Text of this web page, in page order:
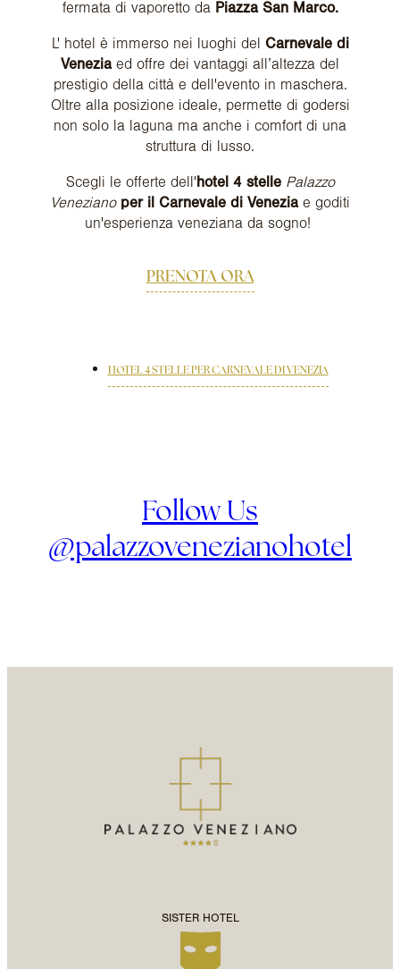
fermata di vaporetto daPiazza San Marco.
L' hotel è immerso nei luoghi del Carnevale di
Veneziaed offre dei vantaggi all’altezza del
prestigio della città e dell'evento in maschera.
Oltre alla posizione ideale, permette di godersi
non solo la laguna ma anche i comfort di una
struttura di lusso.
Scegli le offerte dell'hotel 4 stelle Palazzo
Veneziano per il Carnevale di Veneziae goditi
un'esperienza veneziana da sogno!
PRENOTA ORA
HOTEL 4 STELLE PER CARNEVALE DI VENEZIA
Follow Us
@palazzovenezianohotel
SISTER HOTEL